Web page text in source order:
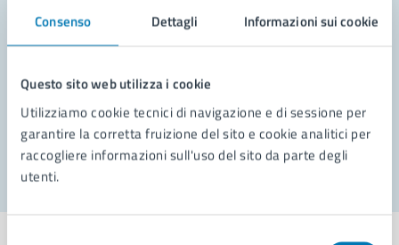
Consenso Dettagli Informazioni sui cookie
Questo sito web utilizza i cookie
Utilizziamo cookie tecnici di navigazione e di sessione per
garantire la corretta fruizione del sito e cookie analitici per
raccogliere informazioni sull'uso del sito da parte degli
utenti.
Richiedi assistenza
Segnala disservizio